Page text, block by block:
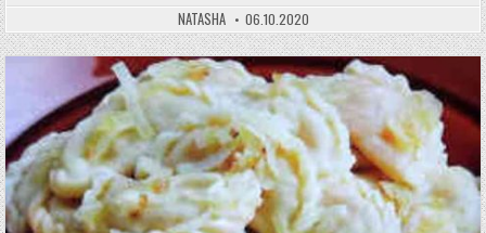
NATASHA 06.10.2020